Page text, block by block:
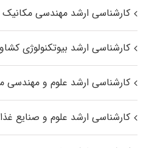
کارشناسی ارشد مهندسی
کارشناسی ارشد بیوتکنولوژی
کارشناسی ارشد علوم و مهندسی
کارشناسی ارشد علوم و صنایع